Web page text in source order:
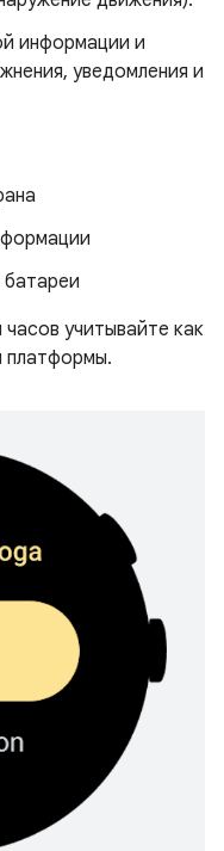
информации и
уведомления и
учитывайте как
платформы.